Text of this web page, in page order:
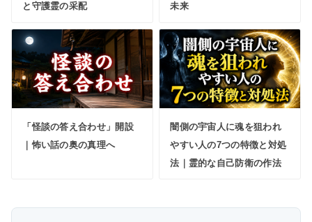
と守護霊の采配
未来
「怪談の答え合わせ」開設
｜怖い話の奥の真理へ
闇側の宇宙人に魂を狙われ
やすい人の7つの特徴と対処
法｜霊的な自己防衛の作法